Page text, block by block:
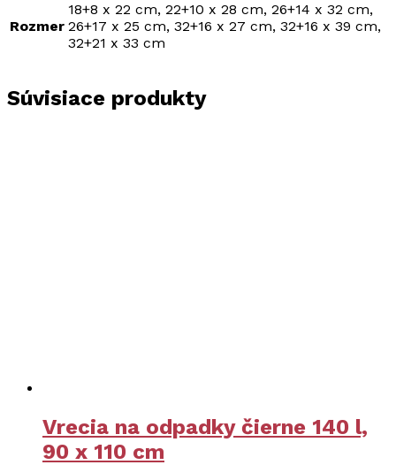
Rozmer
18+8 x 22 cm, 22+10 x 28 cm, 26+14 x 32 cm,
26+17 x 25 cm, 32+16 x 27 cm, 32+16 x 39 cm,
32+21 x 33 cm
Súvisiace produkty
Vrecia na odpadky čierne 140 l,
90 x 110 cm